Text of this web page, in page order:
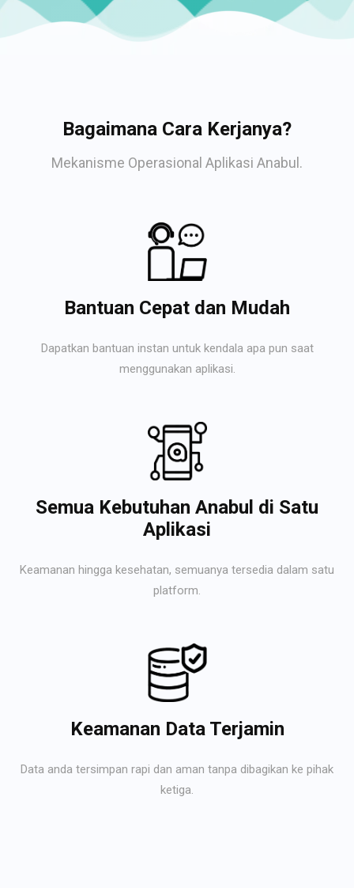
Bagaimana Cara Kerjanya?
Mekanisme Operasional Aplikasi Anabul.
Bantuan Cepat dan Mudah
Dapatkan bantuan instan untuk kendala apa pun saat
menggunakan aplikasi.
Semua Kebutuhan Anabul di Satu
Aplikasi
Keamanan hingga kesehatan, semuanya tersedia dalam satu
platform.
Keamanan Data Terjamin
Data anda tersimpan rapi dan aman tanpa dibagikan ke pihak
ketiga.